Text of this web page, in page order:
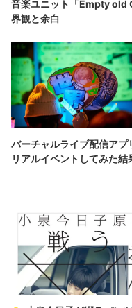
音楽ユニット「Empty old
界観と余白
バーチャルライブ配信アプ
リアルイベントしてみた結